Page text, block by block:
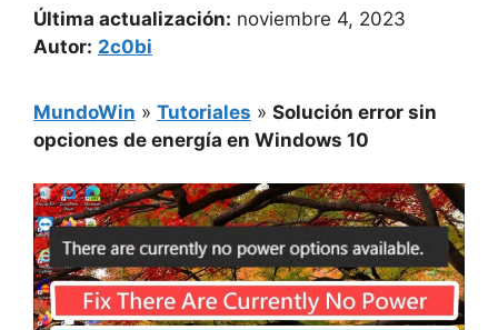
Última actualización: noviembre 4, 2023
Autor: 2c0bi
MundoWin » Tutoriales » Solución error sin
opciones de energía en Windows 10